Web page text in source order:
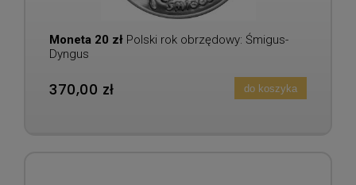
Moneta 20 zł Polski rok obrzędowy: Śmigus-
Dyngus
370,00 zł do koszyka